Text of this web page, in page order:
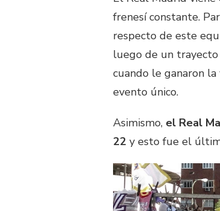
frenesí constante.
respecto de este
luego de un trayecto
cuando le ganaron
evento único.
Asimismo, el Real
22 y esto fue el